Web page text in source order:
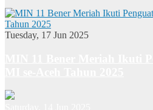
Tuesday, 17 Jun 2025